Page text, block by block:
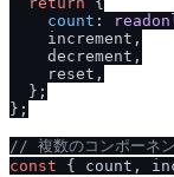
count :
    increment,
    decrement,
    reset,
  };
};
/ / 複数のコンポーネ
const { count,